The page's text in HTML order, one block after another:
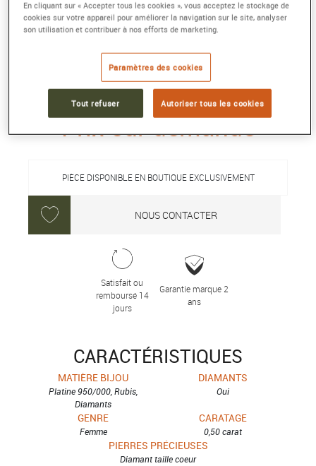
BAGUE DE FIANÇAILLES PRETTY
WOMAN
Platine 950/1000e, diamant et rubis
Référence :4J0773
Collection :Pretty Woman
Prix sur demande
PIÈCE DISPONIBLE EN BOUTIQUE EXCLUSIVEMENT
NOUS CONTACTER
Satisfait ou
remboursé 14
jours
Garantie marque 2
ans
CARACTÉRISTIQUES
MATIÈRE BIJOU
Platine 950/000, Rubis,
Diamants
DIAMANTS
Oui
GENRE
Femme
CARATAGE
0,50 carat
PIERRES PRÉCIEUSES
Diamant taille coeur
En cliquant sur « Accepter tous les cookies », vous acceptez le stockage de
cookies sur votre appareil pour améliorer la navigation sur le site, analyser
son utilisation et contribuer à nos efforts de marketing.
Paramètres des cookies
Tout refuser Autoriser tous les cookies